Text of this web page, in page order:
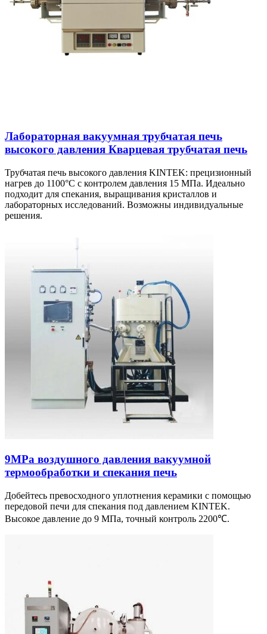
Лабораторная вакуумная трубчатая печь
высокого давления Кварцевая трубчатая печь
Трубчатая печь высокого давления KINTEK: прецизионный
нагрев до 1100°C с контролем давления 15 МПа. Идеально
подходит для спекания, выращивания кристаллов и
лабораторных исследований. Возможны индивидуальные
решения.
9MPa воздушного давления вакуумной
термообработки и спекания печь
Добейтесь превосходного уплотнения керамики с помощью
передовой печи для спекания под давлением KINTEK.
Высокое давление до 9 МПа, точный контроль 2200℃.